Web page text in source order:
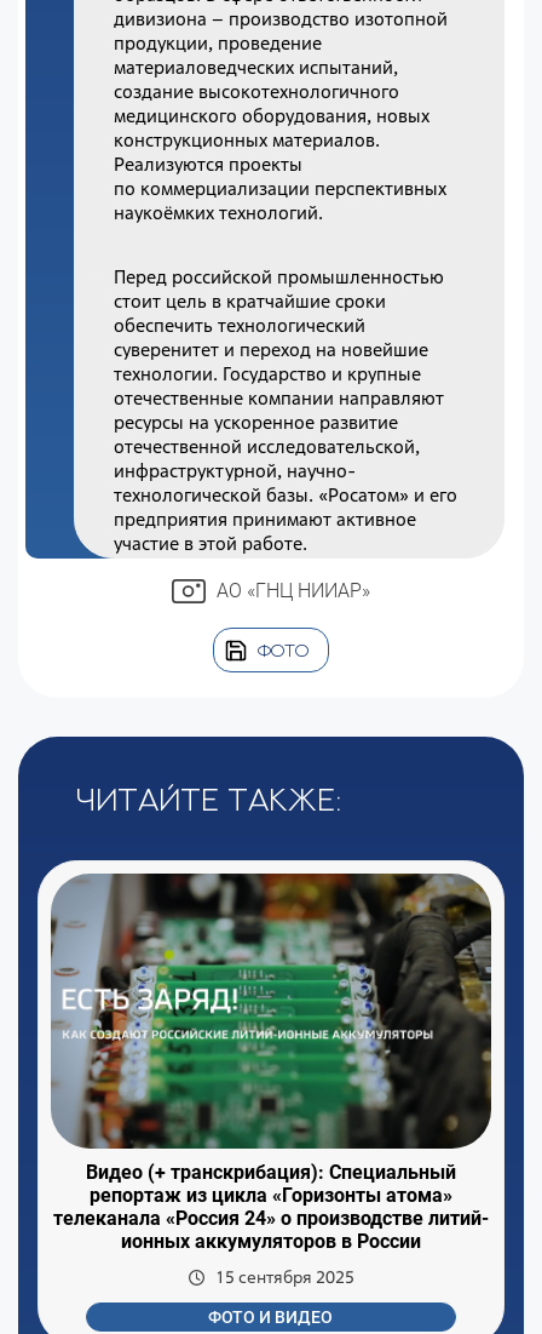
дивизиона – производство изотопной
продукции, проведение
материаловедческих испытаний,
создание высокотехнологичного
медицинского оборудования, новых
конструкционных материалов.
Реализуются проекты
по коммерциализации перспективных
наукоёмких технологий.
Перед российской промышленностью
стоит цель в кратчайшие сроки
обеспечить технологический
суверенитет и переход на новейшие
технологии. Государство и крупные
отечественные компании направляют
ресурсы на ускоренное развитие
отечественной исследовательской,
инфраструктурной, научно-
технологической базы. «Росатом» и его
предприятия принимают активное
участие в этой работе.
АО «ГНЦ НИИАР»
ФОТО
Читайте также:
Видео (+ транскрибация): Специальный
репортаж из цикла «Горизонты атома»
телеканала «Россия 24» о производстве литий-
ионных аккумуляторов в России
15 сентября 2025
ФОТО И ВИДЕО